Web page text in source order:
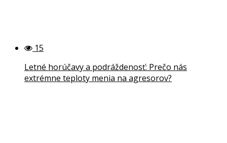
15
Letné horúčavy a podráždenosť: Prečo nás
extrémne teploty menia na agresorov?